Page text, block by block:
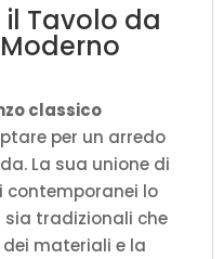
il Tavolo da
classico
per un arredo
La sua unione di
contemporanei lo
sia tradizionali che
materiali e la